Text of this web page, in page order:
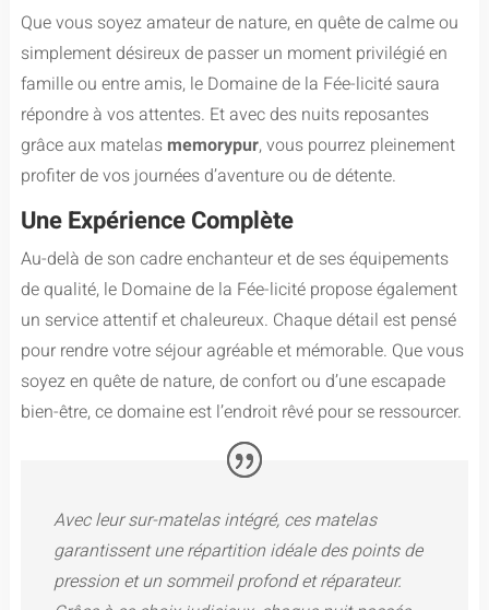
Que vous soyez amateur de nature, en quête de calme ou
simplement désireux de passer un moment privilégié en
famille ou entre amis, le Domaine de la Fée-licité saura
répondre à vos attentes. Et avec des nuits reposantes
grâce aux matelas memorypur, vous pourrez pleinement
profiter de vos journées d’aventure ou de détente.
Une Expérience Complète
Au-delà de son cadre enchanteur et de ses équipements
de qualité, le Domaine de la Fée-licité propose également
un service attentif et chaleureux. Chaque détail est pensé
pour rendre votre séjour agréable et mémorable. Que vous
soyez en quête de nature, de confort ou d’une escapade
bien-être, ce domaine est l’endroit rêvé pour se ressourcer.
Avec leur sur-matelas intégré, ces matelas
garantissent une répartition idéale des points de
pression et un sommeil profond et réparateur.